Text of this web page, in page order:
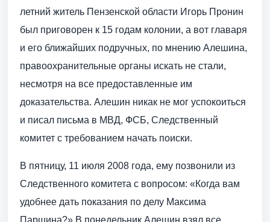
летний житель Пензенской области Игорь Пронин
был приговорен к 15 годам колонии, а вот главаря
и его ближайших подручных, по мнению Алешина,
правоохранительные органы искать не стали,
несмотря на все предоставленные им
доказательства. Алешин никак не мог успокоиться
и писал письма в МВД, ФСБ, Следственный
комитет с требованием начать поиски.
В пятницу, 11 июля 2008 года, ему позвонили из
Следственного комитета с вопросом: «Когда вам
удобнее дать показания по делу Максима